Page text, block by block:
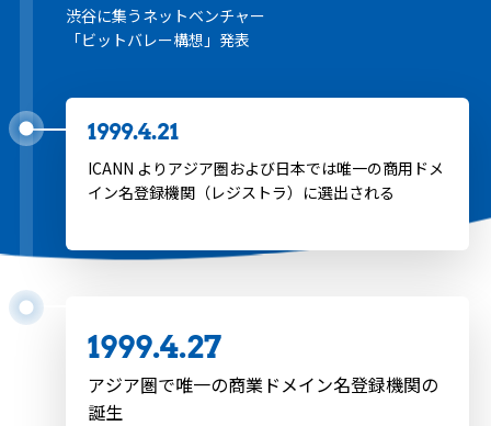
渋谷に集うネットベンチャー
「ビットバレー構想」発表
1999.4.21
ICANN よりアジア圏および日本では唯一の商用ドメ
イン名登録機関（レジストラ）に選出される
1999.4.27
アジア圏で唯一の商業ドメイン名登録機関の
誕生